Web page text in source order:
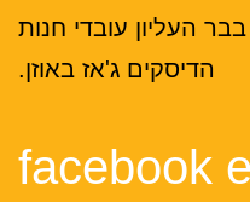
העליון עובדי חנות
הדיסקים ג'אז באוזן.
facebook